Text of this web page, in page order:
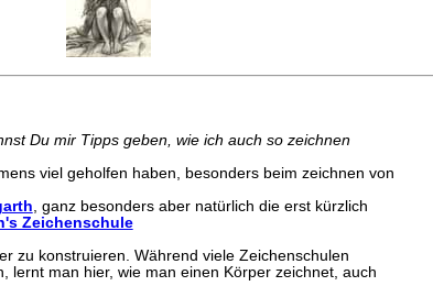
Du mir Tipps geben, wie ich auch so zeichnen
viel geholfen haben, besonders beim zeichnen von
, ganz besonders aber natürlich die erst kürzlich
Zeichenschule
zu konstruieren. Während viele Zeichenschulen
lernt man hier, wie man einen Körper zeichnet, auch